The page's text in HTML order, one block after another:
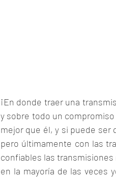
¡En donde traer una
y sobre todo un
mejor que él, y si puede ser
pero últimamente con las
confiables las
en la mayoría de las veces